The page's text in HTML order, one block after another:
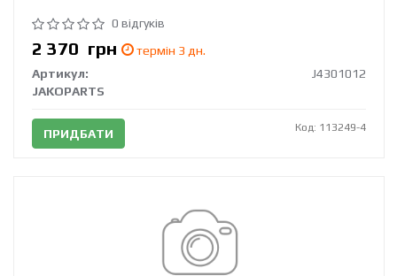
0 відгуків
2 370 грн
термін 3 дн.
Артикул:
J4301012
JAKOPARTS
ПРИДБАТИ Код: 113249-4